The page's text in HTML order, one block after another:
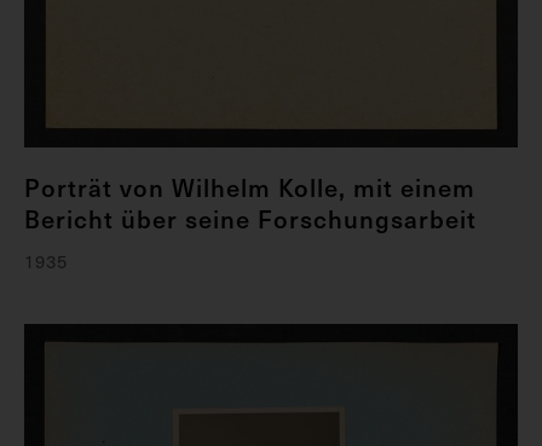
Porträt von Wilhelm Kolle, mit einem
Bericht über seine Forschungsarbeit
1935